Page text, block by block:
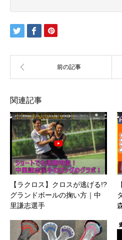
関連記事
【ラクロス】クロスが逃げる!?
グランドボールの掬い方｜中
里謙志選手